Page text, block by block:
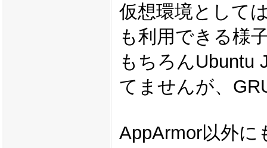
仮想環境として
も利用できる様
もちろんUbuntu
てませんが、
AppArmor以外に